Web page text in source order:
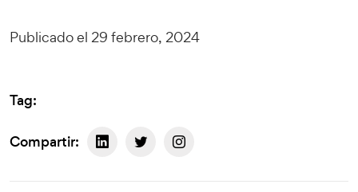
Publicado el 29 febrero, 2024
Tag:
Compartir: